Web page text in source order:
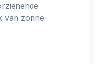
van zonne-